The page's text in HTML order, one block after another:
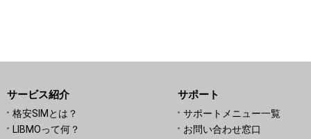
サービス紹介
格安SIMとは？
LIBMOって何？
サポート
サポートメニュー一覧
お問い合わせ窓口